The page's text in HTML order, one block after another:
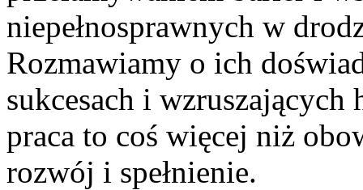
niepełnosprawnych w
Rozmawiamy o ich
sukcesach i
praca to coś więcej niż
rozwój i spełnienie.